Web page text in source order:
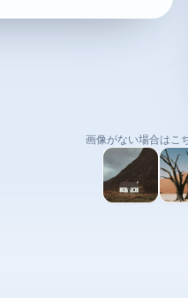
画像がない場合はこ